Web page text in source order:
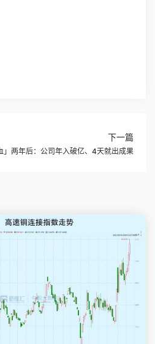
下一篇
」两年后：公司年入破亿、4天就出成果